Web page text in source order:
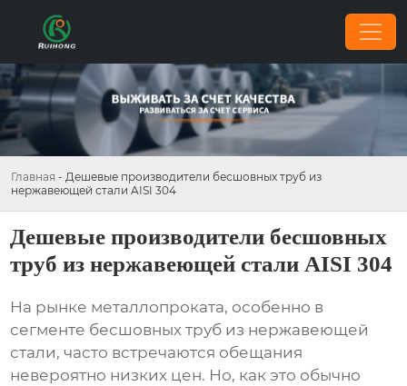
Главная - Дешевые производители бесшовных труб из
нержавеющей стали AISI 304
Дешевые производители бесшовных
труб из нержавеющей стали AISI 304
На рынке металлопроката, особенно в
сегменте бесшовных труб из нержавеющей
стали, часто встречаются обещания
невероятно низких цен. Но, как это обычно